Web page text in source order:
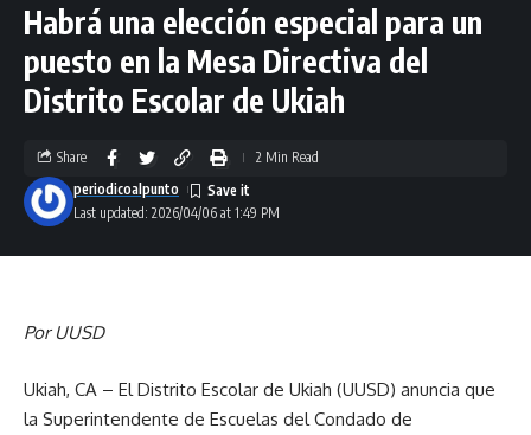
Habrá una elección especial para un
puesto en la Mesa Directiva del
Distrito Escolar de Ukiah
Last updated: 2026/04/06 at 1:49 PM
periodicoalpunto
Share 2 Min Read
Por UUSD
Ukiah, CA – El Distrito Escolar de Ukiah (UUSD) anuncia que
la Superintendente de Escuelas del Condado de